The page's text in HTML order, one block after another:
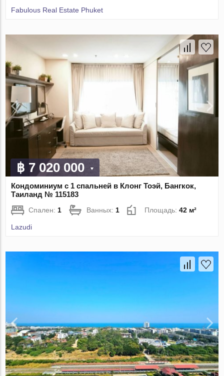
Fabulous Real Estate Phuket
฿ 7 020 000
Кондоминиум с 1 спальней в Клонг Тоэй, Бангкок,
Таиланд № 115183
Спален: 1 Ванных: 1 Площадь:42 м²
Lazudi